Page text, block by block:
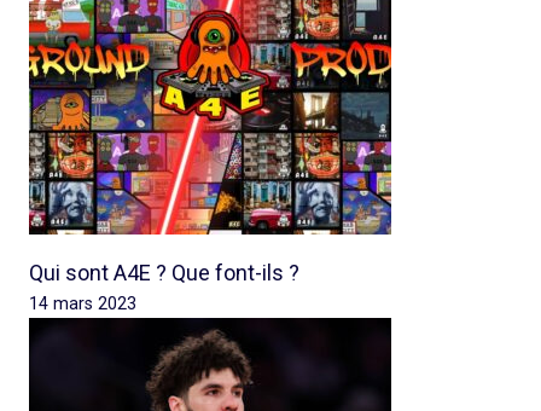
Qui sont A4E ? Que font-ils ?
14 mars 2023